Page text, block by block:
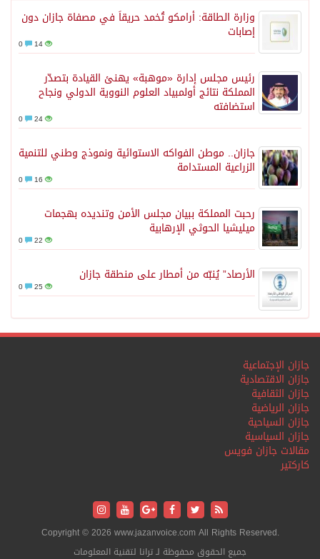
وزارة الطاقة: أرامكو تُخمد حريقاً في مصفاة جازان دون
إصابات
14
رئيس مجلس إدارة «موهبة» يهنئ القيادة بتصدّر
المملكة نتائج أولمبياد العلوم النووية الدولي ونجاح
استضافته
24
جازان.. موطن الفواكه الاستوائية ونموذج وطني للتنمية
الزراعية المستدامة
16
رحبت المملكة ببيان مجلس الأمن وتنديده بهجمات
ميليشيا الحوثي الإرهابية
22
الأرصاد” يُنبّه من أمطار على منطقة جازان
25
جازان الإجتماعية
جازان الاقتصادية
جازان الثقافية
جازان الرياضية
جازان السياحية
جازان السياسية
مقالات جازان فويس
كاركتير
Copyright © 2026 www.jazanvoice.com All Rights Reserved.
جميع الحقوق محفوظة لـ ترانا لتقنية المعلومات